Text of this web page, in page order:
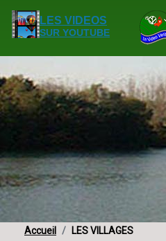
LES VIDEOS
SUR YOUTUBE
Accueil LES VILLAGES